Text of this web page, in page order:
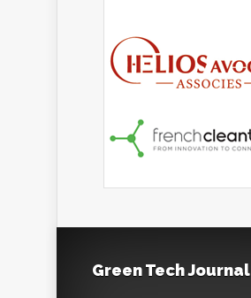
Green Tech Journal